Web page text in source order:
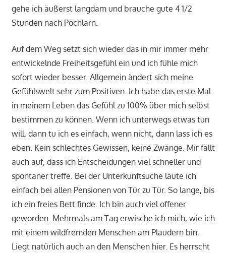
gehe ich äußerst langdam und brauche gute 4 1/2
Stunden nach Pöchlarn.
Auf dem Weg setzt sich wieder das in mir immer mehr
entwickelnde Freiheitsgefühl ein und ich fühle mich
sofort wieder besser. Allgemein ändert sich meine
Gefühlswelt sehr zum Positiven. Ich habe das erste Mal
in meinem Leben das Gefühl zu 100% über mich selbst
bestimmen zu können. Wenn ich unterwegs etwas tun
will, dann tu ich es einfach, wenn nicht, dann lass ich es
eben. Kein schlechtes Gewissen, keine Zwänge. Mir fällt
auch auf, dass ich Entscheidungen viel schneller und
spontaner treffe. Bei der Unterkunftsuche läute ich
einfach bei allen Pensionen von Tür zu Tür. So lange, bis
ich ein freies Bett finde. Ich bin auch viel offener
geworden. Mehrmals am Tag erwische ich mich, wie ich
mit einem wildfremden Menschen am Plaudern bin.
Liegt natürlich auch an den Menschen hier. Es herrscht